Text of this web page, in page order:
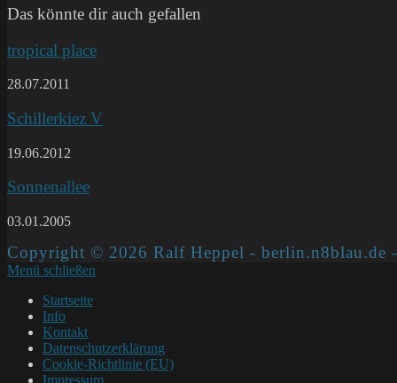
Das könnte dir auch gefallen
tropical place
28.07.2011
Schillerkiez V
19.06.2012
Sonnenallee
03.01.2005
Copyright © 2026 Ralf Heppel - berlin.n8blau.de
Menü schließen
Startseite
Info
Kontakt
Datenschutzerklärung
Cookie-Richtlinie (EU)
Impressum